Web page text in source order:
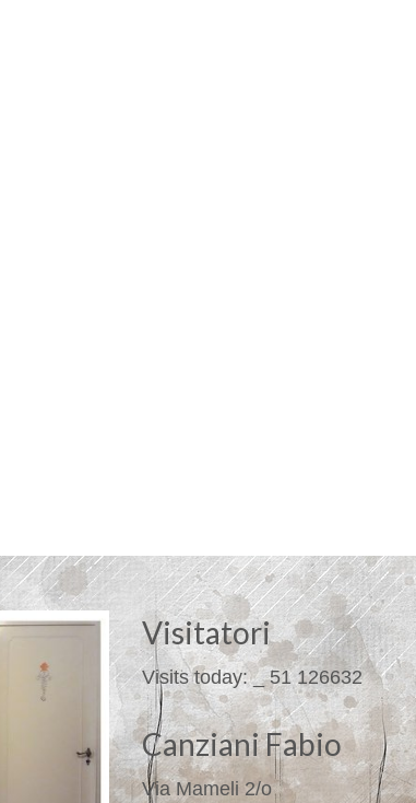
Visitatori
Visits today:_ 51 126632
Canziani Fabio
Via Mameli 2/o